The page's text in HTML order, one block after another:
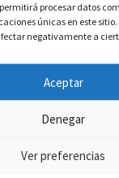
procesar datos
únicas en este
negativamente a
Aceptar
Denegar
Ver preferencias